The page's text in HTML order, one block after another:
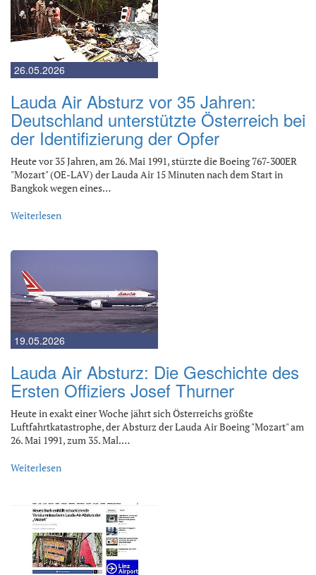
26.05.2026
Lauda Air Absturz vor 35 Jahren:
Deutschland unterstützte Österreich bei
der Identifizierung der Opfer
Heute vor 35 Jahren, am 26. Mai 1991, stürzte die Boeing 767-300ER
"Mozart" (OE-LAV) der Lauda Air 15 Minuten nach dem Start in
Bangkok wegen eines…
Weiterlesen
19.05.2026
Lauda Air Absturz: Die Geschichte des
Ersten Offiziers Josef Thurner
Heute in exakt einer Woche jährt sich Österreichs größte
Luftfahrtkatastrophe, der Absturz der Lauda Air Boeing "Mozart" am
26. Mai 1991, zum 35. Mal.…
Weiterlesen